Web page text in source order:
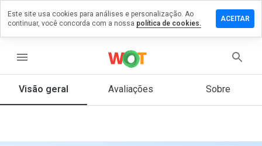
menu
Visão geral Avaliações Sobre
um
que
Este site usa cookies para análises e personalização. Ao
continuar, você concorda com a nossa política de cookies.
ACEITAR